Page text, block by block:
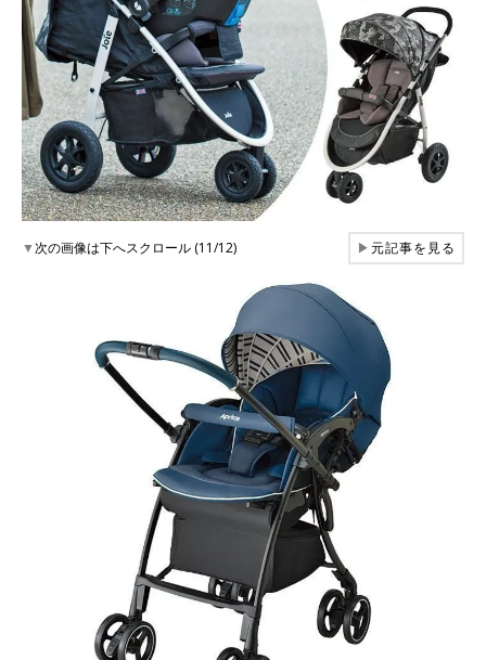
▼次の画像は下へスクロール (11/12) ▶元記事を見る